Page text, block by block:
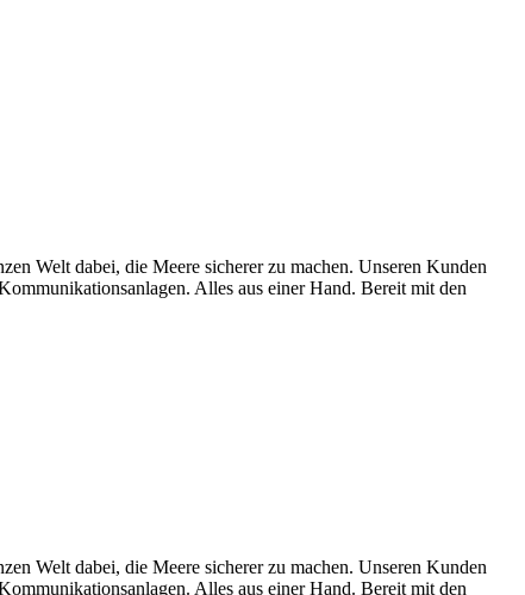
Welt dabei, die Meere sicherer zu machen. Unseren Kunden
Alles aus einer Hand. Bereit mit den
Welt dabei, die Meere sicherer zu machen. Unseren Kunden
Alles aus einer Hand. Bereit mit den